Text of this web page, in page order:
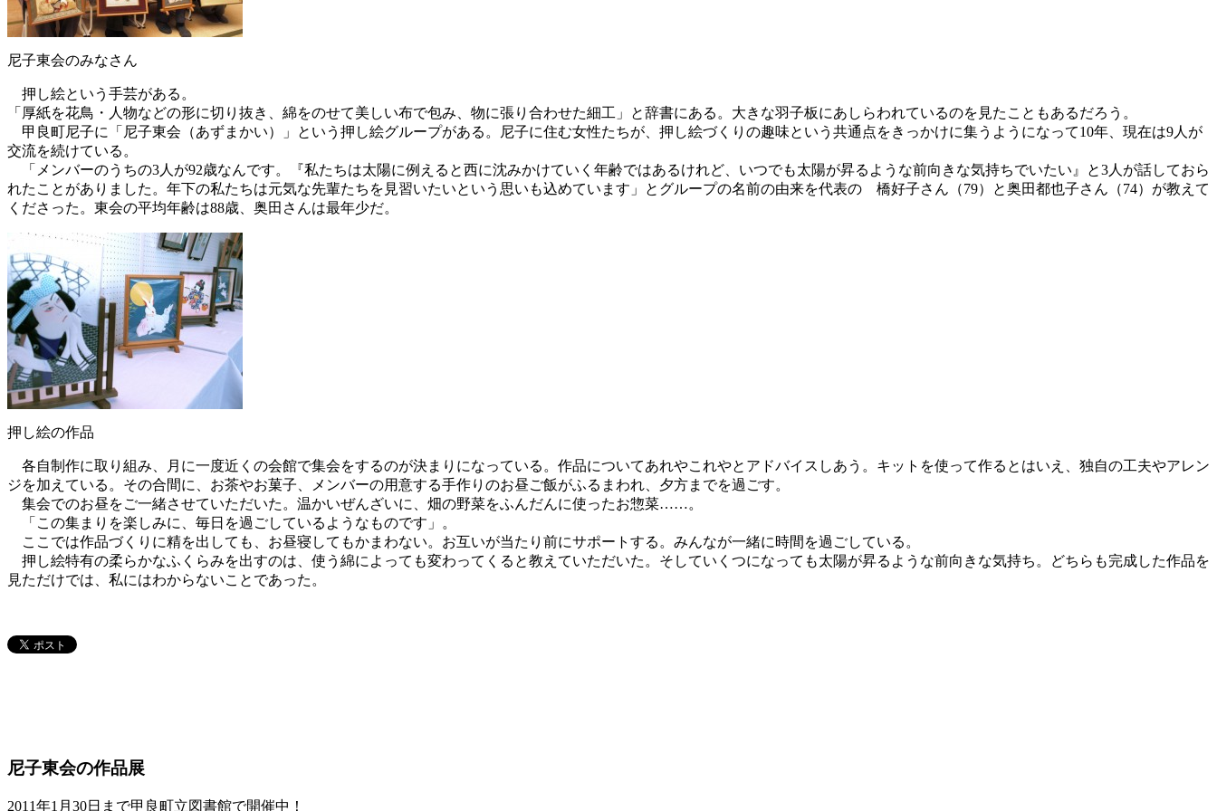
尼子東会のみなさん
押し絵という手芸がある。
「厚紙を花鳥・人物などの形に切り抜き、綿をのせて美しい布で包み、物に張り合わせた細工」と辞書にある。大きな羽子板にあしらわれているのを見たこともあるだろう。
甲良町尼子に「尼子東会（あずまかい）」という押し絵グループがある。尼子に住む女性たちが、押し絵づくりの趣味という共通点をきっかけに集うようになって10年、現在は9人が
交流を続けている。
「メンバーのうちの3人が92歳なんです。『私たちは太陽に例えると西に沈みかけていく年齢ではあるけれど、いつでも太陽が昇るような前向きな気持ちでいたい』と3人が話しておら
れたことがありました。年下の私たちは元気な先輩たちを見習いたいという思いも込めています」とグループの名前の由来を代表の 橋好子さん（79）と奥田都也子さん（74）が教えて
くださった。東会の平均年齢は88歳、奥田さんは最年少だ。
押し絵の作品
各自制作に取り組み、月に一度近くの会館で集会をするのが決まりになっている。作品についてあれやこれやとアドバイスしあう。キットを使って作るとはいえ、独自の工夫やアレン
ジを加えている。その合間に、お茶やお菓子、メンバーの用意する手作りのお昼ご飯がふるまわれ、夕方までを過ごす。
集会でのお昼をご一緒させていただいた。温かいぜんざいに、畑の野菜をふんだんに使ったお惣菜……。
「この集まりを楽しみに、毎日を過ごしているようなものです」。
ここでは作品づくりに精を出しても、お昼寝してもかまわない。お互いが当たり前にサポートする。みんなが一緒に時間を過ごしている。
押し絵特有の柔らかなふくらみを出すのは、使う綿によっても変わってくると教えていただいた。そしていくつになっても太陽が昇るような前向きな気持ち。どちらも完成した作品を
見ただけでは、私にはわからないことであった。
尼子東会の作品展
2011年1月30日まで甲良町立図書館で開催中！